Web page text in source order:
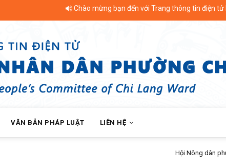
Chào mừng bạn đến với Trang thông tin điện tử
VĂN BẢN PHÁP LUẬT LIÊN HỆ
dân phường Chi Lăng bàn giao nhà Mái ấm nông dân cho hội viên khó khăn